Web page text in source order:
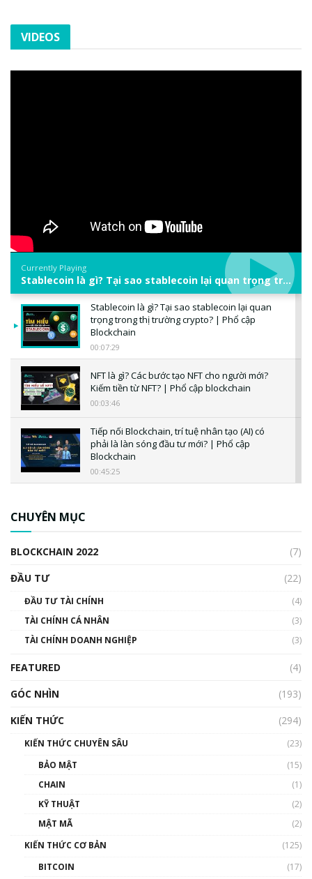
VIDEOS
Currently Playing
Stablecoin là gì? Tại sao stablecoin lại quan trọng trong thị trường crypto? | Phổ cập Blockchain
Stablecoin là gì? Tại sao stablecoin lại quan
trọng trong thị trường crypto? | Phổ cập
Blockchain
00:07:29
NFT là gì? Các bước tạo NFT cho người mới?
Kiếm tiền từ NFT? | Phổ cập blockchain
00:03:46
Tiếp nối Blockchain, trí tuệ nhân tạo (AI) có
phải là làn sóng đầu tư mới? | Phổ cập
Blockchain
00:45:25
00:02:14
Nhìn lại năm 2022: Những sự kiện ảnh hưởng
đến hệ sinh thái tiền mã hoá | Phổ cập
00:43:47
CHUYÊN MỤC
BLOCKCHAIN 2022
(7)
ĐẦU TƯ
(22)
ĐẦU TƯ TÀI CHÍNH
(4)
TÀI CHÍNH CÁ NHÂN
(3)
TÀI CHÍNH DOANH NGHIỆP
(3)
FEATURED
(4)
GÓC NHÌN
(193)
KIẾN THỨC
(294)
KIẾN THỨC CHUYÊN SÂU
(23)
BẢO MẬT
(15)
CHAIN
(1)
KỸ THUẬT
(2)
MẬT MÃ
(2)
KIẾN THỨC CƠ BẢN
(125)
BITCOIN
(17)